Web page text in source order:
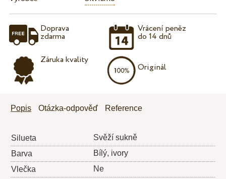
Doprava
zdarma
Záruka kvality
Vrácení peněz
do 14 dnů
Originál
Popis Otázka-odpověď Reference
Silueta
Svěží sukně
Barva
Bílý, ivory
Vlečka
Ne